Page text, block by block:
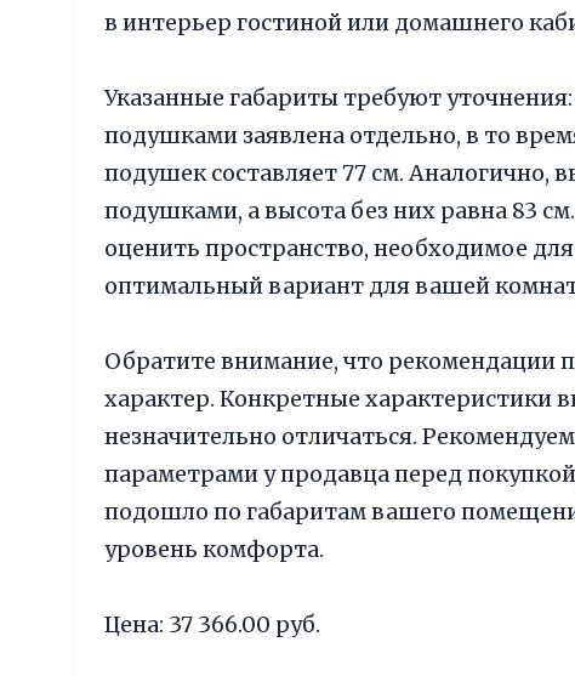
в интерьер гостиной или домашнего
Указанные габариты требуют уточнения:
подушками заявлена отдельно, в то
подушек составляет 77 см. Аналогично,
подушками, а высота без них равна 83
оценить пространство, необходимое
оптимальный вариант для вашей
Обратите внимание, что рекомендации
характер. Конкретные характеристики
незначительно отличаться.
параметрами у продавца перед
подошло по габаритам вашего
уровень комфорта.
Цена: 37 366.00 руб.